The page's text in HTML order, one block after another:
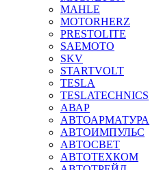
MAHLE
MOTORHERZ
PRESTOLITE
SAEMOTO
SKV
STARTVOLT
TESLA
TESLATECHNICS
АВАР
АВТОАРМАТУРА
АВТОИМПУЛЬС
АВТОСВЕТ
АВТОТЕХКОМ